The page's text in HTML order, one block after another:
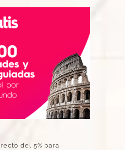
del 5% para